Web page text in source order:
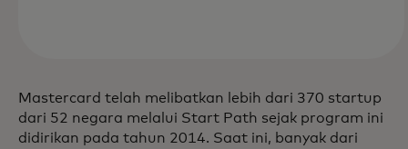
Mastercard telah melibatkan lebih dari 370 startup
dari 52 negara melalui Start Path sejak program ini
didirikan pada tahun 2014. Saat ini, banyak dari